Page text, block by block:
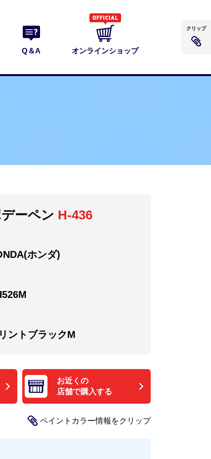
Q＆A オンラインショップ
ーペン H-436
ホンダ)
ントブラックM
お近くの
店舗で購入する
クリップ